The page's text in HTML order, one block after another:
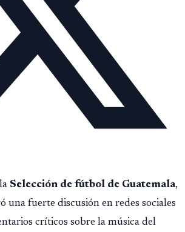
Selección de fútbol de Guatemala,
una fuerte discusión en redes sociales
críticos sobre la música del